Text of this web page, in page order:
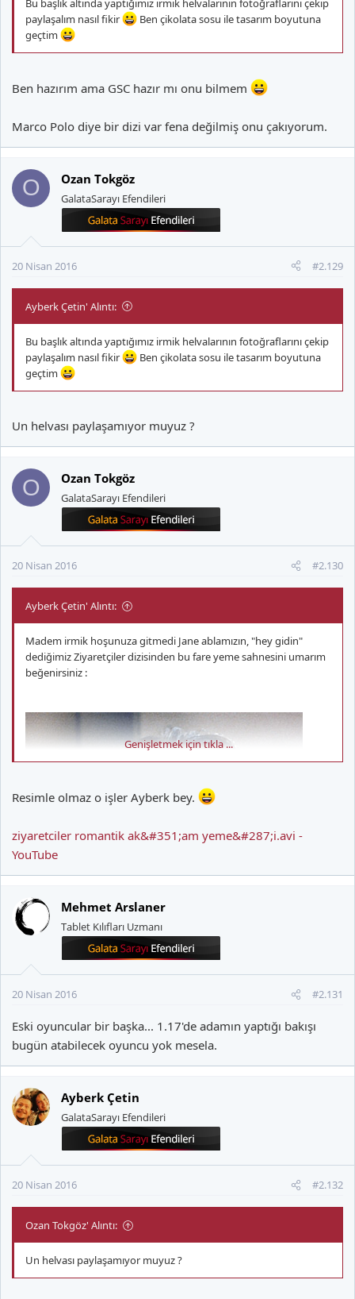
Bu başlık altında yaptığımız irmik helvalarının fotoğraflarını çekip
paylaşalım nasıl fikir
Ben çikolata sosu ile tasarım boyutuna
geçtim
Ben hazırım ama GSC hazır mı onu bilmem
Marco Polo diye bir dizi var fena değilmiş onu çakıyorum.
O Ozan Tokgöz
GalataSarayı Efendileri
20 Nisan 2016 #2.129
Ayberk Çetin' Alıntı:
Bu başlık altında yaptığımız irmik helvalarının fotoğraflarını çekip
paylaşalım nasıl fikir
Ben çikolata sosu ile tasarım boyutuna
geçtim
Un helvası paylaşamıyor muyuz ?
O Ozan Tokgöz
GalataSarayı Efendileri
20 Nisan 2016 #2.130
Ayberk Çetin' Alıntı:
Madem irmik hoşunuza gitmedi Jane ablamızın, "hey gidin"
dediğimiz Ziyaretçiler dizisinden bu fare yeme sahnesini umarım
beğenirsiniz :
Genişletmek için tıkla ...
Resimle olmaz o işler Ayberk bey.
ziyaretciler romantik ak&#351;am yeme&#287;i.avi -
YouTube
Mehmet Arslaner
Tablet Kılıfları Uzmanı
20 Nisan 2016 #2.131
Eski oyuncular bir başka... 1.17'de adamın yaptığı bakışı
bugün atabilecek oyuncu yok mesela.
Ayberk Çetin
GalataSarayı Efendileri
20 Nisan 2016 #2.132
Ozan Tokgöz' Alıntı:
Un helvası paylaşamıyor muyuz ?